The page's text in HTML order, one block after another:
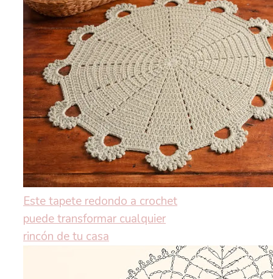
Este tapete redondo a crochet
puede transformar cualquier
rincón de tu casa